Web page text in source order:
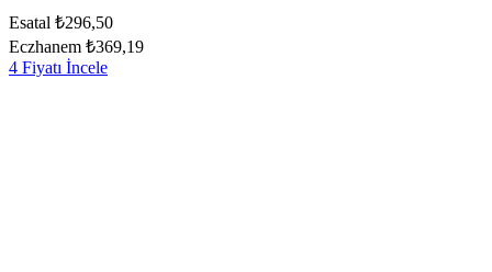
Esatal ₺296,50
Eczhanem ₺369,19
4 Fiyatı İncele